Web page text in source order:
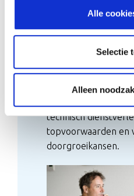
Alle
Selectie
Alleen
Jouw uitdaging als
Coördinator
Houd jij het hoofd
draaiende? Word dé
onderhoud en
technisch
topvoorwaarden en
doorgroeikansen.